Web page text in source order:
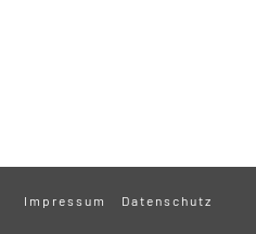
Impressum Datenschutz